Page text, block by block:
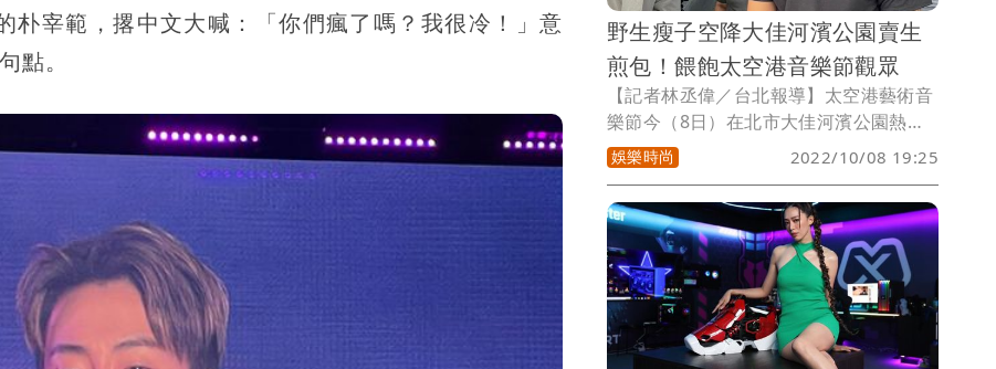
朴宰範，撂中文大喊：「你們瘋了嗎？我很冷！」意
點。
野生瘦子空降大佳河濱公園賣生
煎包！餵飽太空港音樂節觀眾
【記者林丞偉／台北報導】太空港藝術音
樂節今（8日）在北市大佳河濱公園熱鬧
登場，由婁峻碩、高爾宣等新生代男神接
力嗨唱，吸引2萬人朝聖，婁峻碩在舞台
上嗨唱時，女友焦凡凡則在台下隨著音浪
盡情搖擺，有「行走費洛蒙」的封號的野
生嘻哈男神瘦子（E.SO），近來升格當奶
爸，今竟被歌迷捕獲，在攤販區賣生煎
包，現場擠滿粉絲搶購男神親手賣的生煎
包。
娛樂時尚 2022/10/08 19:25